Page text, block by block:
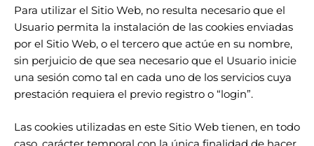
Para utilizar el Sitio Web, no resulta necesario que el
Usuario permita la instalación de las cookies enviadas
por el Sitio Web, o el tercero que actúe en su nombre,
sin perjuicio de que sea necesario que el Usuario inicie
una sesión como tal en cada uno de los servicios cuya
prestación requiera el previo registro o “login”.
Las cookies utilizadas en este Sitio Web tienen, en todo